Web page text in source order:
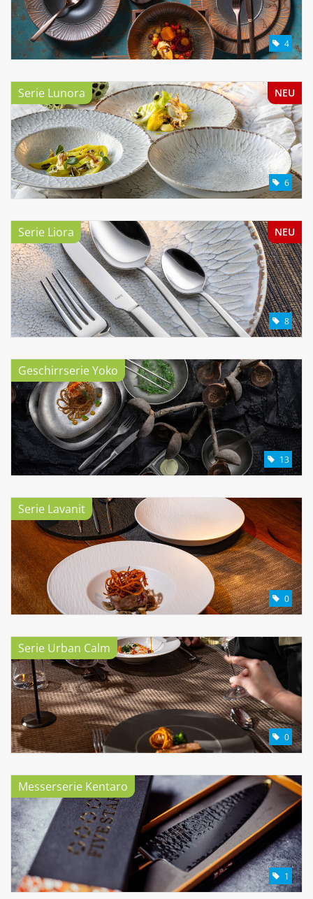
Küchentechnik
4
Serie Lunora NEU
6
Serie Liora NEU
8
Geschirrserie Yoko
13
Serie Lavanit
0
Serie Urban Calm
0
Messerserie Kentaro
1